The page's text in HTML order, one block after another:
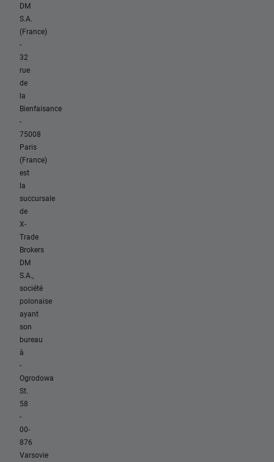
DM
S.A.
(France)
-
32
rue
de
la
Bienfaisance
-
75008
Paris
(France)
est
la
succursale
de
X-
Trade
Brokers
DM
S.A.,
société
polonaise
ayant
son
bureau
à
-
Ogrodowa
St.
58
-
00-
876
Varsovie